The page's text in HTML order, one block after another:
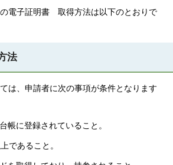
電子証明書 取得方法は以下のとおりで
法
は、申請者に次の事項が条件となります
帳に登録されていること。
であること。